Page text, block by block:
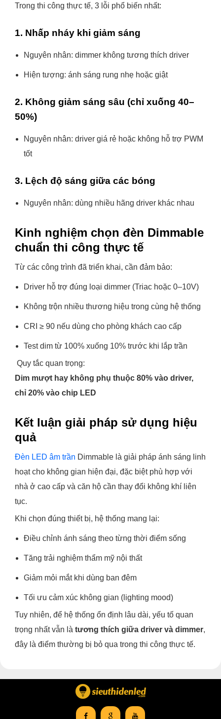
Trong thi công thực tế, 3 lỗi phổ biến nhất:
1. Nhấp nháy khi giảm sáng
Nguyên nhân: dimmer không tương thích driver
Hiện tượng: ánh sáng rung nhẹ hoặc giật
2. Không giảm sáng sâu (chỉ xuống 40–
50%)
Nguyên nhân: driver giá rẻ hoặc không hỗ trợ PWM
tốt
3. Lệch độ sáng giữa các bóng
Nguyên nhân: dùng nhiều hãng driver khác nhau
Kinh nghiệm chọn đèn Dimmable
chuẩn thi công thực tế
Từ các công trình đã triển khai, cần đảm bảo:
Driver hỗ trợ đúng loại dimmer (Triac hoặc 0–10V)
Không trộn nhiều thương hiệu trong cùng hệ thống
CRI ≥ 90 nếu dùng cho phòng khách cao cấp
Test dim từ 100% xuống 10% trước khi lắp trần
Quy tắc quan trọng:
Dim mượt hay không phụ thuộc 80% vào driver,
chỉ 20% vào chip LED
Kết luận giải pháp sử dụng hiệu
quả
Đèn LED âm trần Dimmable là giải pháp ánh sáng linh
hoạt cho không gian hiện đại, đặc biệt phù hợp với
nhà ở cao cấp và căn hộ cần thay đổi không khí liên
tục.
Khi chọn đúng thiết bị, hệ thống mang lại:
Điều chỉnh ánh sáng theo từng thời điểm sống
Tăng trải nghiệm thẩm mỹ nội thất
Giảm mỏi mắt khi dùng ban đêm
Tối ưu cảm xúc không gian (lighting mood)
Tuy nhiên, để hệ thống ổn định lâu dài, yếu tố quan
trọng nhất vẫn là tương thích giữa driver và dimmer,
đây là điểm thường bị bỏ qua trong thi công thực tế.